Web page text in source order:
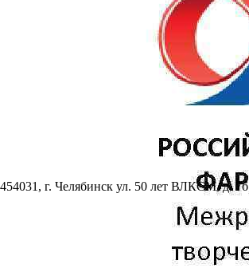
454031, г. Челябинск ул. 50 лет ВЛКСМ, д. 7б